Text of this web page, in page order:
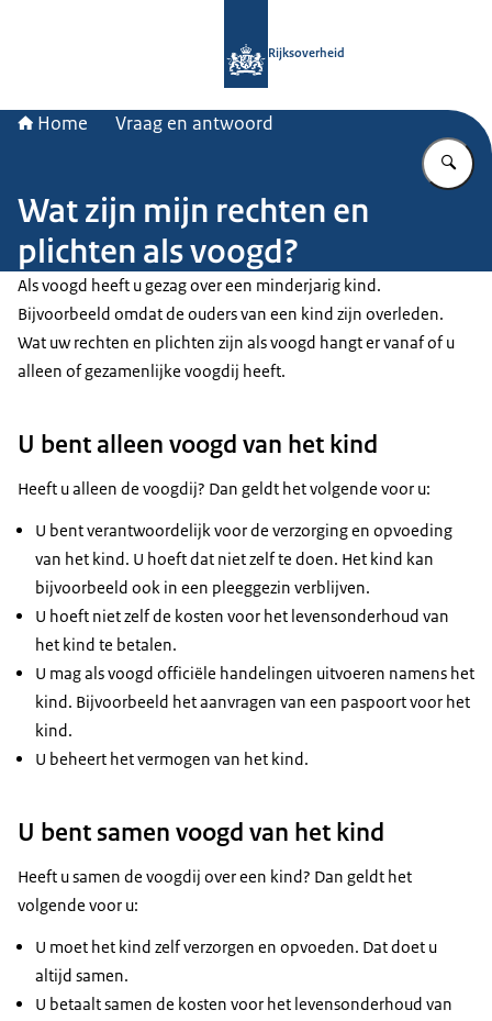
Rijksoverheid
Home Vraag en antwoord
Wat zijn mijn rechten en
plichten als voogd?
Als voogd heeft u gezag over een minderjarig kind.
Bijvoorbeeld omdat de ouders van een kind zijn overleden.
Wat uw rechten en plichten zijn als voogd hangt er vanaf of u
alleen of gezamenlijke voogdij heeft.
U bent alleen voogd van het kind
Heeft u alleen de voogdij? Dan geldt het volgende voor u:
U bent verantwoordelijk voor de verzorging en opvoeding
van het kind. U hoeft dat niet zelf te doen. Het kind kan
bijvoorbeeld ook in een pleeggezin verblijven.
U hoeft niet zelf de kosten voor het levensonderhoud van
het kind te betalen.
U mag als voogd officiële handelingen uitvoeren namens het
kind. Bijvoorbeeld het aanvragen van een paspoort voor het
kind.
U beheert het vermogen van het kind.
U bent samen voogd van het kind
Heeft u samen de voogdij over een kind? Dan geldt het
volgende voor u:
U moet het kind zelf verzorgen en opvoeden. Dat doet u
altijd samen.
U betaalt samen de kosten voor het levensonderhoud van